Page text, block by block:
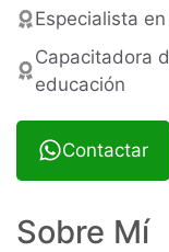
Especialista
Capacitadora
educación
Contactar
Sobre Mí